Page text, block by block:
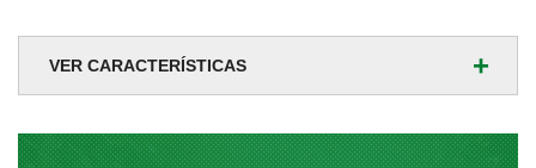
+
VER CARACTERÍSTICAS